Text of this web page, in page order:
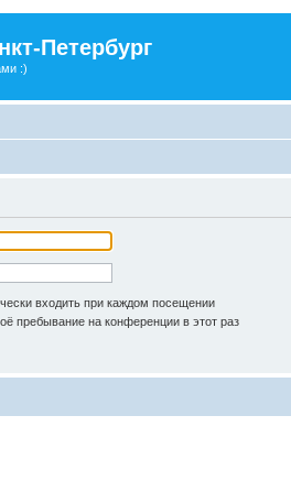
Петербург
:)
входить при каждом посещении
пребывание на конференции в этот раз